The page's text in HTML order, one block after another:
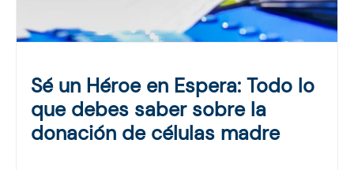
Sé un Héroe en Espera: Todo lo
que debes saber sobre la
donación de células madre